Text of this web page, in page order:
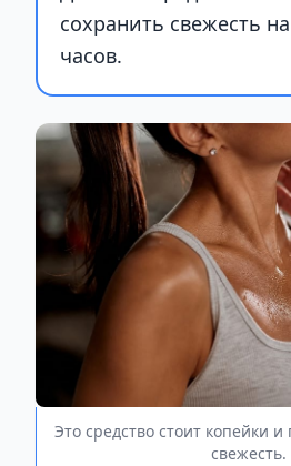
сохранить свежесть
часов.
Это средство стоит копейки
свежесть.